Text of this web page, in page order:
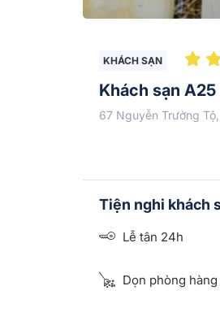
KHÁCH SẠN
Khách sạn
67 Nguyễn Trường
Tiện nghi khách
Lễ tân 24h
Dọn phòng